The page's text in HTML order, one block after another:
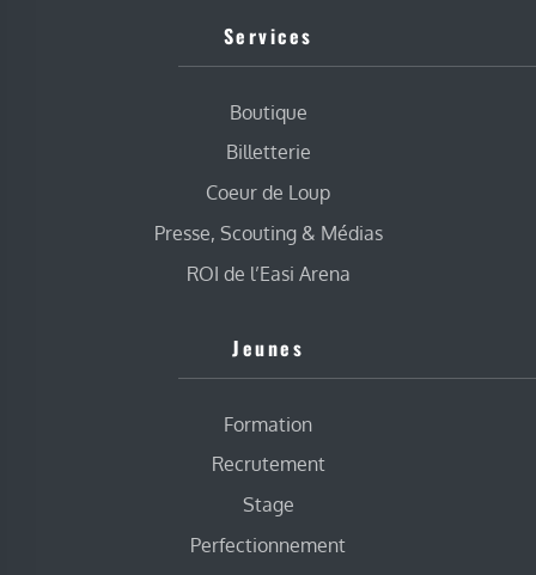
Services
Boutique
Billetterie
Coeur de Loup
Presse, Scouting & Médias
ROI de l’Easi Arena
Jeunes
Formation
Recrutement
Stage
Perfectionnement